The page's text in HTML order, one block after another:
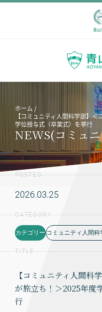
青山
ホーム
【コミュニティ人間科学部】
学位授与式（卒業式）を挙行
NEWS(コミュ
POSTED
2026.03.25
CATEGORY
カテゴリー コミュニティ人間科
TITLE
【コミュニティ人間科
が旅立ち！＞2025年度
行